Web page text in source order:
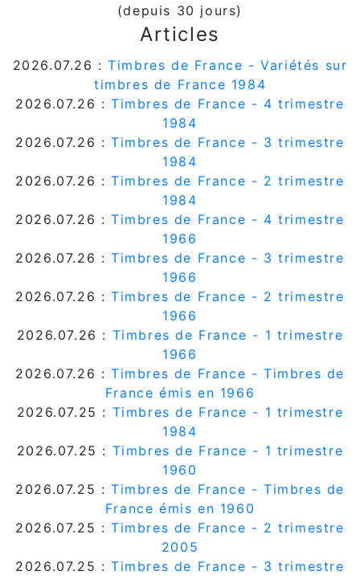
(depuis 30 jours)
Articles
2026.07.26 :Timbres de France - Variétés sur
timbres de France 1984
2026.07.26 :Timbres de France - 4 trimestre
1984
2026.07.26 :Timbres de France - 3 trimestre
1984
2026.07.26 :Timbres de France - 2 trimestre
1984
2026.07.26 :Timbres de France - 4 trimestre
1966
2026.07.26 :Timbres de France - 3 trimestre
1966
2026.07.26 :Timbres de France - 2 trimestre
1966
2026.07.26 : Timbres de France - 1 trimestre
1966
2026.07.26 : Timbres de France - Timbres de
France émis en 1966
2026.07.25 : Timbres de France - 1 trimestre
1984
2026.07.25 : Timbres de France - 1 trimestre
1960
2026.07.25 : Timbres de France - Timbres de
France émis en 1960
2026.07.25 :Timbres de France - 2 trimestre
2005
2026.07.25 :Timbres de France - 3 trimestre